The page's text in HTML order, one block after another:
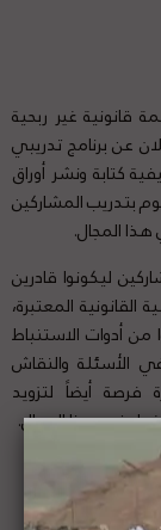
قانونية غير ربحية
عن برنامج تدريبي
كتابة ونشر أوراق
بتدريب المشاركين
هذا المجال.
ليكونوا قادرين
المعتبرة،
من أدوات الاستنباط
الأسئلة والنقاش
فرصة أيضاً لتزويد
في هذا المجال.